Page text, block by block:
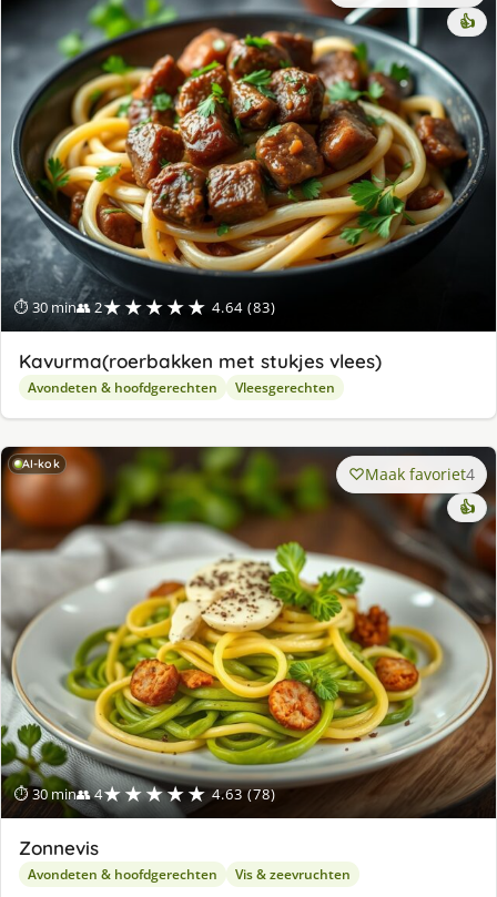
⏱ 30 min👥 2★★★★★ 4.64 (83)
👍
Kavurma(roerbakken met stukjes vlees)
Avondeten & hoofdgerechten Vleesgerechten
AI-kok
⏱ 30 min👥 4★★★★★ 4.63 (78)
Maak favoriet4
👍
Zonnevis
Avondeten & hoofdgerechten Vis & zeevruchten